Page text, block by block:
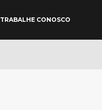
TRABALHE CONOSCO